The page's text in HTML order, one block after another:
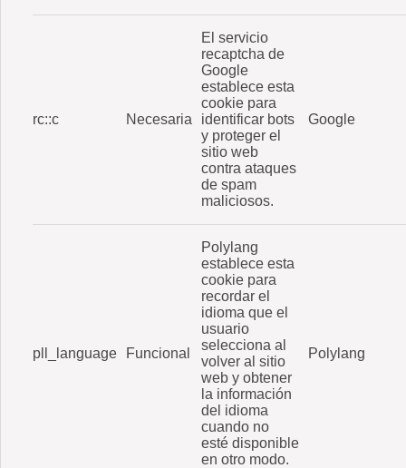
rc::c Necesaria
El servicio
recaptcha de
Google
establece esta
cookie para
identificar bots
y proteger el
sitio web
contra ataques
de spam
maliciosos.
Google
pll_language Funcional
Polylang
establece esta
cookie para
recordar el
idioma que el
usuario
selecciona al
volver al sitio
web y obtener
la información
del idioma
cuando no
esté disponible
en otro modo.
Polylang